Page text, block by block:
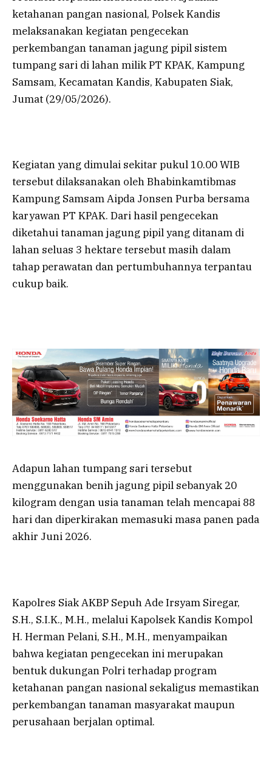
ketahanan pangan nasional, Polsek Kandis
melaksanakan kegiatan pengecekan
perkembangan tanaman jagung pipil sistem
tumpang sari di lahan milik PT KPAK, Kampung
Samsam, Kecamatan Kandis, Kabupaten Siak,
Jumat (29/05/2026).
Kegiatan yang dimulai sekitar pukul 10.00 WIB
tersebut dilaksanakan oleh Bhabinkamtibmas
Kampung Samsam Aipda Jonsen Purba bersama
karyawan PT KPAK. Dari hasil pengecekan
diketahui tanaman jagung pipil yang ditanam di
lahan seluas 3 hektare tersebut masih dalam
tahap perawatan dan pertumbuhannya terpantau
cukup baik.
Adapun lahan tumpang sari tersebut
menggunakan benih jagung pipil sebanyak 20
kilogram dengan usia tanaman telah mencapai 88
hari dan diperkirakan memasuki masa panen pada
akhir Juni 2026.
Kapolres Siak AKBP Sepuh Ade Irsyam Siregar,
S.H., S.I.K., M.H., melalui Kapolsek Kandis Kompol
H. Herman Pelani, S.H., M.H., menyampaikan
bahwa kegiatan pengecekan ini merupakan
bentuk dukungan Polri terhadap program
ketahanan pangan nasional sekaligus memastikan
perkembangan tanaman masyarakat maupun
perusahaan berjalan optimal.